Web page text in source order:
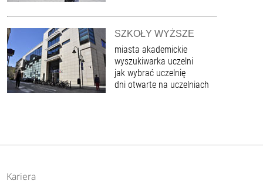
SZKOŁY WYŻSZE
miasta akademickie
wyszukiwarka uczelni
jak wybrać uczelnię
dni otwarte na uczelniach
Kariera